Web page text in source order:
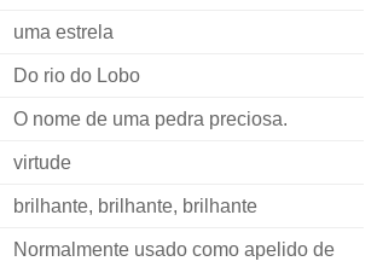
uma estrela
Do rio do Lobo
O nome de uma pedra preciosa.
virtude
brilhante, brilhante, brilhante
Normalmente usado como apelido de